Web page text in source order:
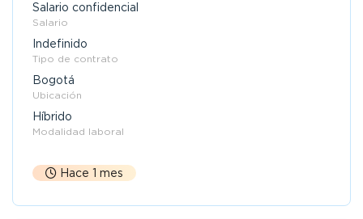
Salario confidencial
Salario
Indefinido
Tipo de contrato
Bogotá
Ubicación
Híbrido
Modalidad laboral
Hace 1 mes